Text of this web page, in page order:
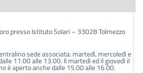
presso Istituto Solari – 33028 Tolmezzo
sede associata: martedì, mercoledì e
11.00 alle 13.00. Il martedì ed il giovedì il
è aperto anche dalle 15.00 alle 16.00.